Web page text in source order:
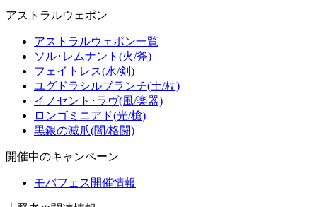
アストラルウェポン
アストラルウェポン一覧
ソル･レムナント(火/斧)
フェイトレス(水/剣)
ユグドラシルブランチ(土/杖)
イノセント･ラヴ(風/楽器)
ロンゴミニアド(光/槍)
黒銀の滅爪(闇/格闘)
開催中のキャンペーン
モバフェス開催情報